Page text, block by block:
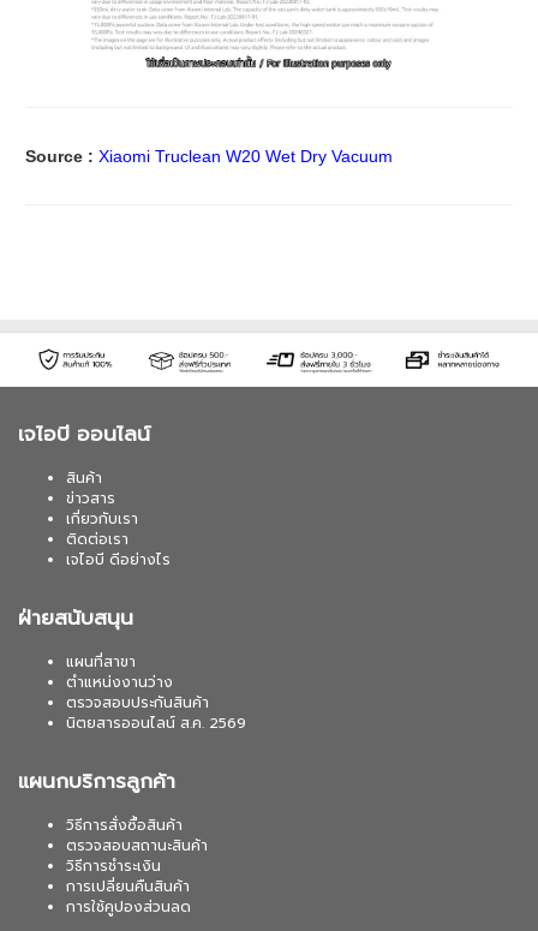
Source : Xiaomi Truclean W20 Wet Dry Vacuum​
เจไอบี ออนไลน์
สินค้า
ข่าวสาร
เกี่ยวกับเรา
ติดต่อเรา
เจไอบี ดีอย่างไร
ฝ่ายสนับสนุน
แผนที่สาขา
ตำแหน่งงานว่าง
ตรวจสอบประกันสินค้า
นิตยสารออนไลน์ ส.ค. 2569
แผนกบริการลูกค้า
วิธีการสั่งซื้อสินค้า
ตรวจสอบสถานะสินค้า
วิธีการชำระเงิน
การเปลี่ยนคืนสินค้า
การใช้คูปองส่วนลด